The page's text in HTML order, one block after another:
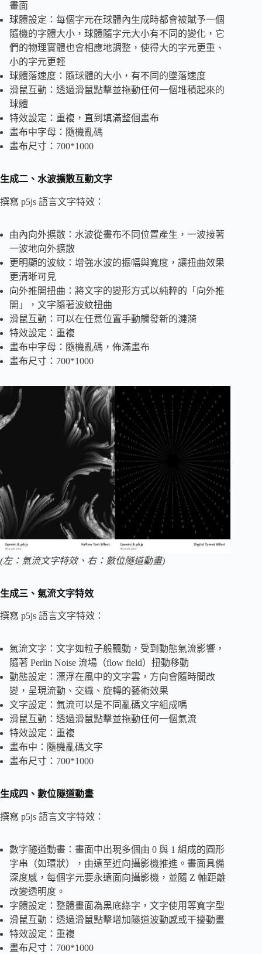
畫面
球體設定：每個字元在球體內生成時都會被賦予一個
隨機的字體大小，球體隨字元大小有不同的變化，它
們的物理實體也會相應地調整，使得大的字元更重、
小的字元更輕
球體落速度：隨球體的大小，有不同的墜落速度
滑鼠互動：透過滑鼠點擊並拖動任何一個堆積起來的
球體
特效設定：重複，直到填滿整個畫布
畫布中字母：隨機亂碼
畫布尺寸：700*1000
生成二、水波擴散互動文字
撰寫 p5js 語言文字特效：
由內向外擴散：水波從畫布不同位置產生，一波接著
一波地向外擴散
更明顯的波紋：增強水波的振幅與寬度，讓扭曲效果
更清晰可見
向外推開扭曲：將文字的變形方式以純粹的「向外推
開」，文字隨著波紋扭曲
滑鼠互動：可以在任意位置手動觸發新的漣漪
特效設定：重複
畫布中字母：隨機亂碼，佈滿畫布
畫布尺寸：700*1000
(左：氣流文字特效、右：數位隧道動畫)
生成三、氣流文字特效
撰寫 p5js 語言文字特效：
氣流文字：文字如粒子般飄動，受到動態氣流影響，
隨著 Perlin Noise 流場（flow field）扭動移動
動態設定：漂浮在風中的文字雲，方向會隨時間改
變，呈現流動、交織、旋轉的藝術效果
文字設定：氣流可以是不同亂碼文字組成嗎
滑鼠互動：透過滑鼠點擊並拖動任何一個氣流
特效設定：重複
畫布中：隨機亂碼文字
畫布尺寸：700*1000
生成四、數位隧道動畫
撰寫 p5js 語言文字特效：
數字隧道動畫：畫面中出現多個由 0 與 1 組成的圓形
字串（如環狀），由遠至近向攝影機推進。畫面具備
深度感，每個字元要永遠面向攝影機，並隨 Z 軸距離
改變透明度。
字體設定：整體畫面為黑底綠字，文字使用等寬字型
滑鼠互動：透過滑鼠點擊增加隧道波動感或干擾動畫
特效設定：重複
畫布尺寸：700*1000